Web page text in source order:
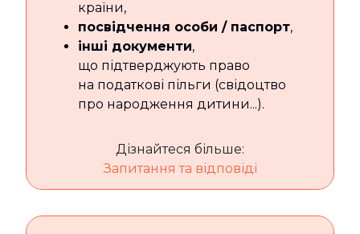
країни,
посвідчення особи / паспорт,
інші документи,
що підтверджують право
на податкові пільги (свідоцтво
про народження дитини...).
Дізнайтеся більше:
Запитання та відповіді